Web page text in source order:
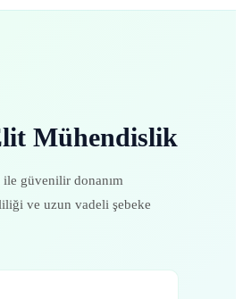
Mühendislik
ile güvenilir donanım
ve uzun vadeli şebeke